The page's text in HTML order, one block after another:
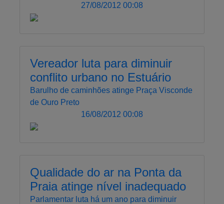
27/08/2012 00:08
Vereador luta para diminuir
conflito urbano no Estuário
Barulho de caminhões atinge Praça Visconde
de Ouro Preto
16/08/2012 00:08
Qualidade do ar na Ponta da
Praia atinge nível inadequado
Parlamentar luta há um ano para diminuir